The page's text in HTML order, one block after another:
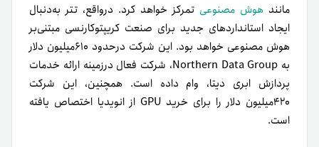
مانند هوش مصنوعی تمرکز خواهد کرد. درواقع، تتر به‌دنبال
ایجاد استانداردهای جدید برای صنعت کریپتوکارنسی مبتنی‌بر
هوش مصنوعی خواهد بود. این شرکت درحدود ۶۱۰میلیون دلار
به Northern Data Group، شرکت فعال درزمینه ارائه خدمات
پردازش ابری دیتا، وام داده است. همچنین، این شرکت
۴۲۰میلیون دلار را برای خرید GPU از انویدیا اختصاص یافته
است.